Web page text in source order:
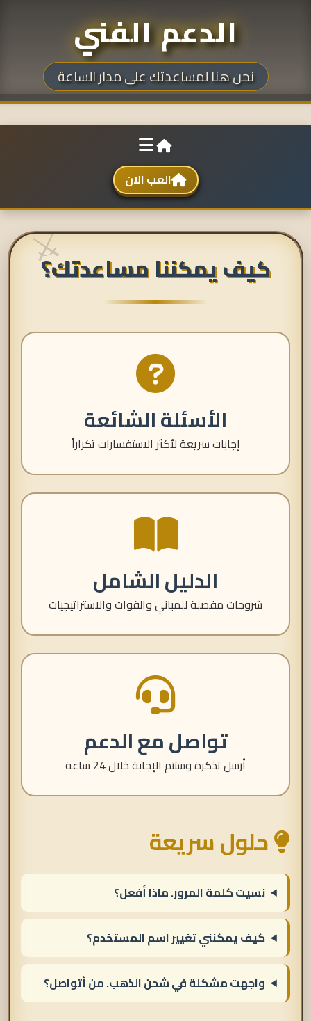
الدعم الفني
نحن هنا لمساعدتك على مدار الساعة
العب الان
كيف يمكننا مساعدتك؟
الأسئلة الشائعة
إجابات سريعة لأكثر الاستفسارات تكراراً
الدليل الشامل
شروحات مفصلة للمباني والقوات والاستراتيجيات
تواصل مع الدعم
أرسل تذكرة وستتم الإجابة خلال 24 ساعة
حلول سريعة
نسيت كلمة المرور. ماذا أفعل؟
كيف يمكنني تغيير اسم المستخدم؟
واجهت مشكلة في شحن الذهب. من أتواصل؟